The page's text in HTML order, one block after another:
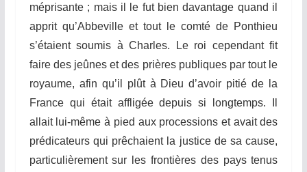
méprisante ; mais il le fut biendavantage quand il
apprit qu’Abbeville et tout
le comtéde Ponthieu
s’étaient soumis à Charles. Le roi cependant fit
faire des jeûnes et des prières publiques par tout le
royaume, afin qu’il plût à Dieu d’avoir pitié de la
France qui était affligée depuis si longtemps. Il
allait lui-même à pied aux processions et avait des
prédicateurs qui prêchaient la justice de sa cause,
particulièrement sur les frontières des pays tenus